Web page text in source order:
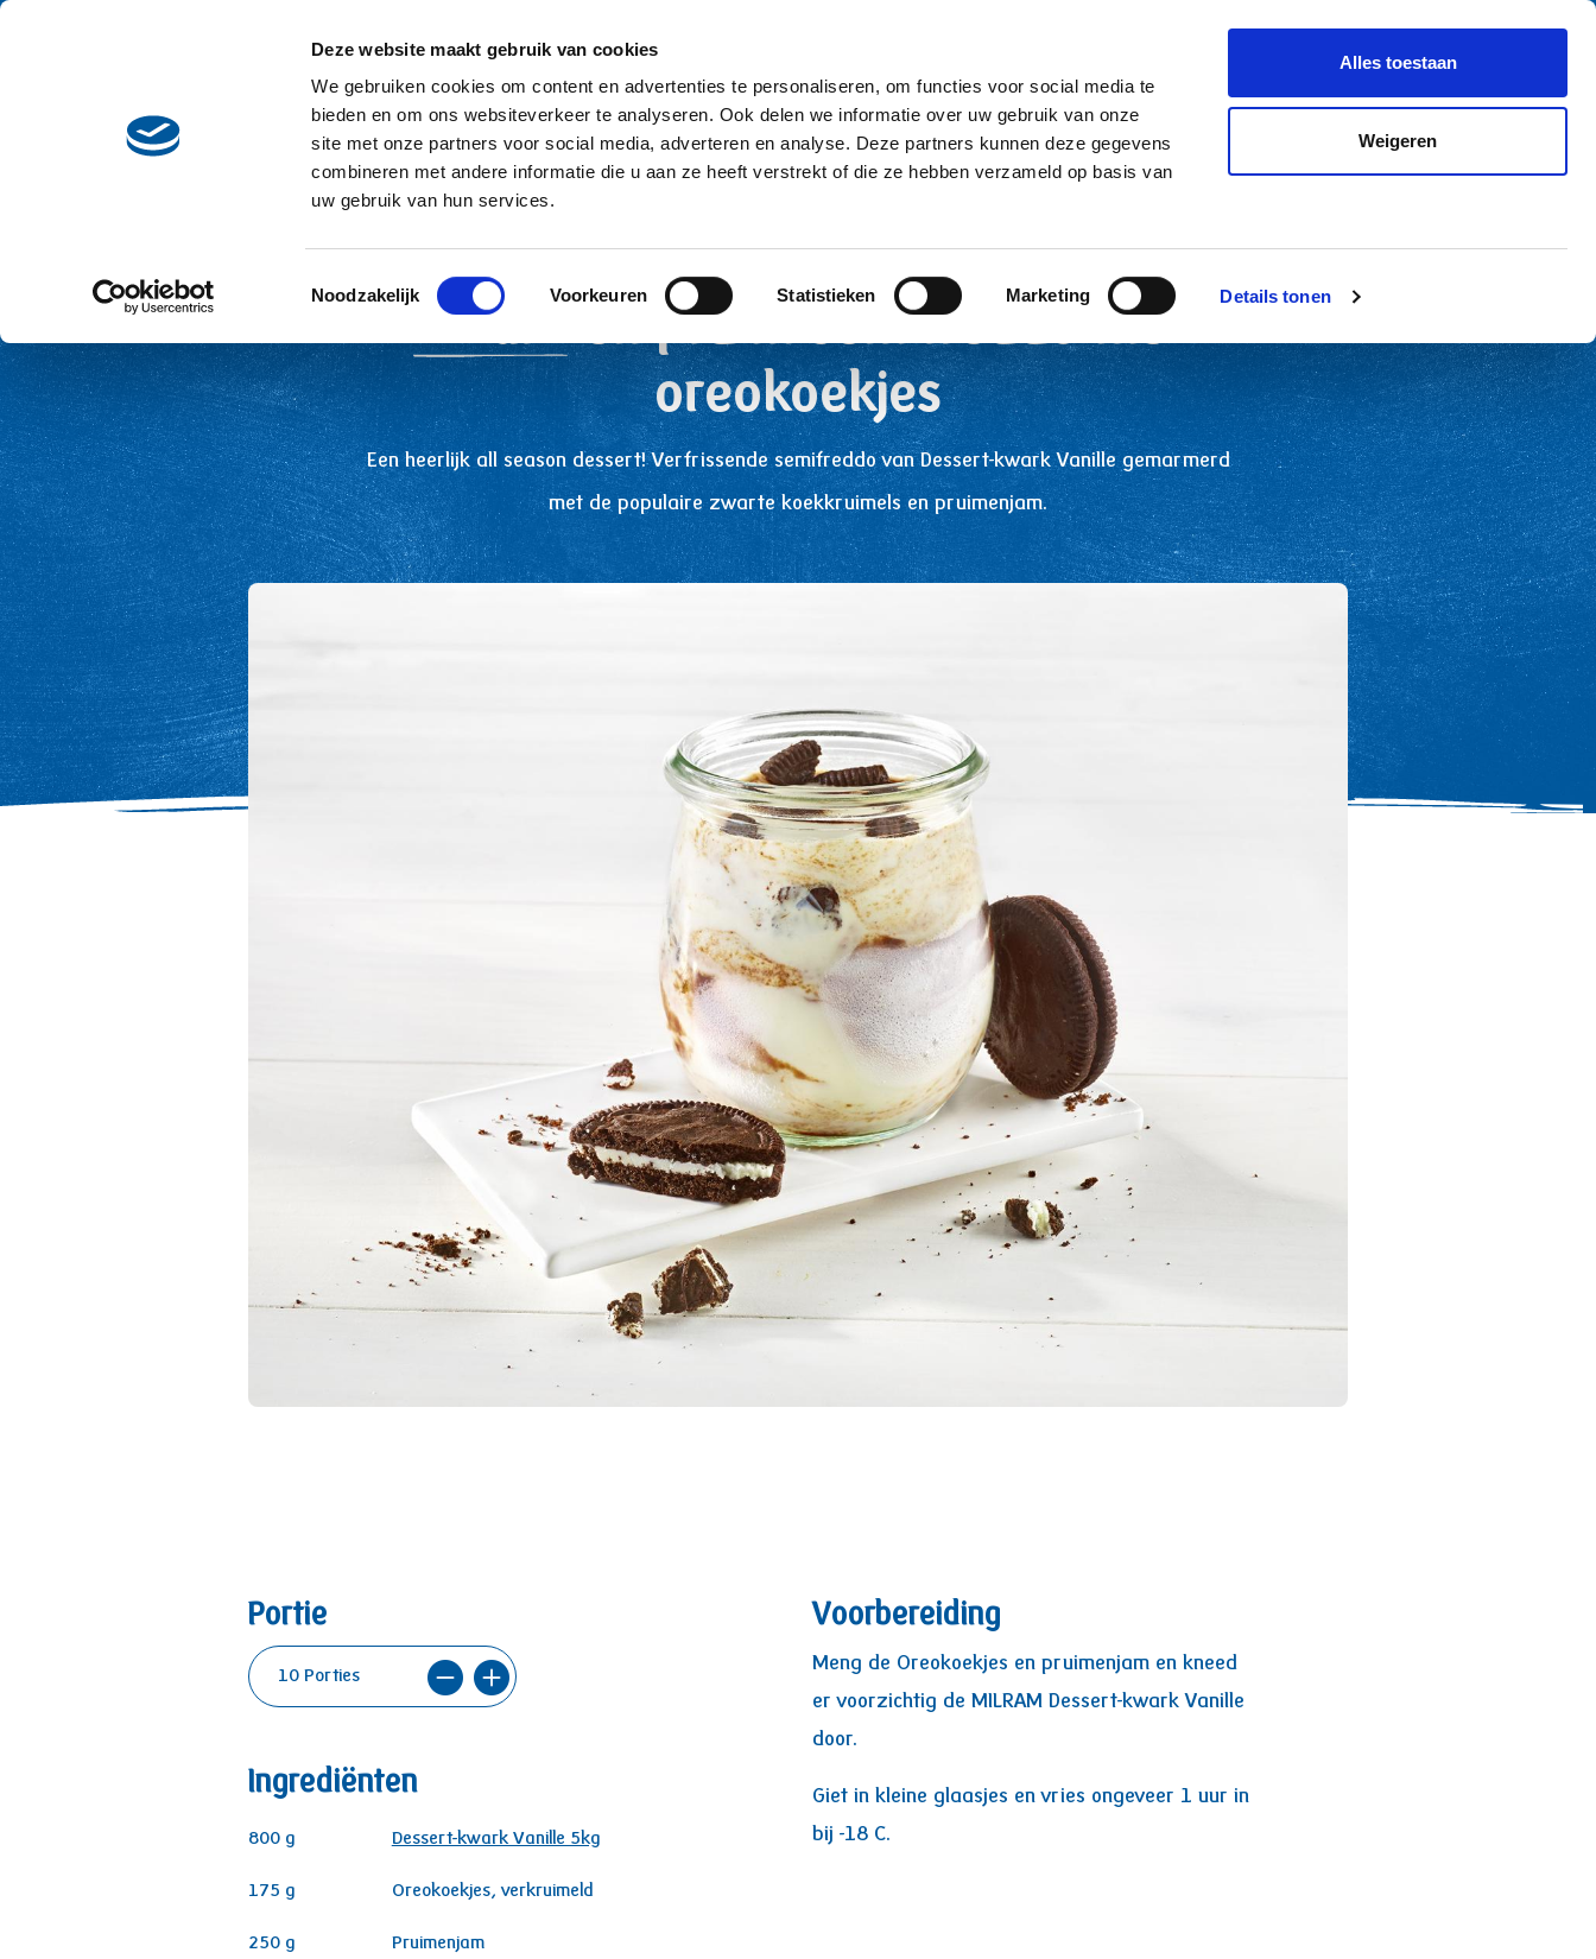
Deze website maakt gebruik van cookies
We gebruiken cookies om content en advertenties te personaliseren, om functies voor social media te
bieden en om ons websiteverkeer te analyseren. Ook delen we informatie over uw gebruik van onze
site met onze partners voor social media, adverteren en analyse. Deze partners kunnen deze gegevens
combineren met andere informatie die u aan ze heeft verstrekt of die ze hebben verzameld op basis van
uw gebruik van hun services.
Toestemmingsselectie
Noodzakelijk Voorkeuren Statistieken Marketing Details tonen
Alles toestaan
Weigeren
Recepten Producten NL-NL
Desserts Kwark en pruim semifreddo met oreokoekjes
Kwarken pruim semifreddo met
oreokoekjes
Een heerlijk all season dessert! Verfrissende semifreddo van Dessert-kwark Vanille gemarmerd
met de populaire zwarte koekkruimels en pruimenjam.
Portie
Ingrediënten
800 g Dessert-kwark Vanille 5kg
175 g Oreokoekjes, verkruimeld
250 g Pruimenjam
Voorbereiding
Meng de Oreokoekjes en pruimenjam en kneed
er voorzichtig de MILRAM Dessert-kwark Vanille
door.
Giet in kleine glaasjes en vries ongeveer 1 uur in
bij -18 C.